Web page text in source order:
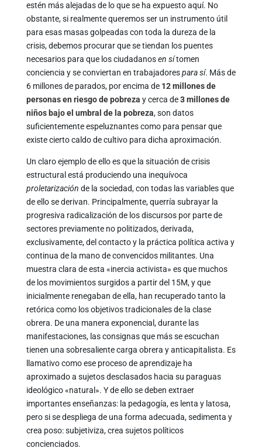
estén más alejadas de lo que se ha expuesto aquí. No
obstante, si realmente queremos ser un instrumento útil
para esas masas golpeadas con toda la dureza de la
crisis, debemos procurar que se tiendan los puentes
necesarios para que los ciudadanosen sítomen
conciencia y se conviertan en trabajadorespara sí. Más de
6 millones de parados, por encima de 12 millones de
personas en riesgo de pobreza y cerca de3 millones de
niños bajo el umbral de la pobreza, son datos
suficientemente espeluznantes como para pensar que
existe cierto caldo de cultivo para dicha aproximación.
Un claro ejemplo de ello es que la situación de crisis
estructural está produciendo una inequívoca
proletarización de la sociedad, con todas las variables que
de ello se derivan. Principalmente, querría subrayar la
progresiva radicalización de los discursos por parte de
sectores previamente no politizados, derivada,
exclusivamente, del contacto y la práctica política activa y
continua de la mano de convencidos militantes. Una
muestra clara de esta «inercia activista» es que muchos
de los movimientos surgidos a partir del 15M, y que
inicialmente renegaban de ella, han recuperado tanto la
retórica como los objetivos tradicionales de la clase
obrera. De una manera exponencial, durante las
manifestaciones, las consignas que más se escuchan
tienen una sobresaliente carga obrera y anticapitalista. Es
llamativo como ese proceso de aprendizaje ha
aproximado a sujetos desclasados hacia su paraguas
ideológico «natural». Y de ello se deben extraer
importantes enseñanzas: la pedagogía, es lenta y latosa,
pero si se despliega de una forma adecuada, sedimenta y
crea poso: subjetiviza, crea sujetos políticos
concienciados.